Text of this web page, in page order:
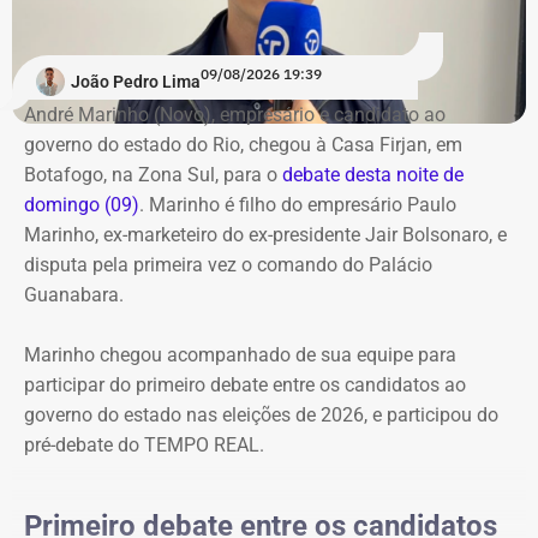
Participam do debate André Marinho (Novo), Anthony
Garotinho (Republicanos), Douglas Ruas (PL) e Willian
Siri (PSOL). O candidato Eduardo Paes (PSD) informou
na noite anterior que não iria comparecer.
Acompanhe a cobertura especial do TEMPO REAL pelo
Instagram do portal, com transmissão e atualizações nos
Stories, e ao vivo pelo YouTube.
para iniciar as perguntas e, pelas regras, será
obrigatoriamente o último a responder. Os candidatos
também terão uma nova rodada de confrontos com
temas livres, seguindo o mesmo controle de tempo por
cronômetro.
O debate marca a estreia do TEMPO REAL na cobertura
de uma eleição estadual. O portal já havia acompanhado
as eleições municipais de 2024 em todo o estado do Rio
e, agora, amplia a cobertura para a disputa pelo governo
Acompanhe a transmissão e a cobertura em tempo real
do primeiro debate entre os candidatos ao governo do
Rio.
João Pedro Lima09/08/2026 19:39
André Marinho (Novo), empresário e candidato ao
governo do estado do Rio, chegou à Casa Firjan, em
Botafogo, na Zona Sul, para o debate desta noite de
domingo (09). Marinho é filho do empresário Paulo
Marinho, ex-marketeiro do ex-presidente Jair Bolsonaro, e
disputa pela primeira vez o comando do Palácio
Guanabara.
Marinho chegou acompanhado de sua equipe para
participar do primeiro debate entre os candidatos ao
governo do estado nas eleições de 2026, e participou do
pré-debate do TEMPO REAL.
Primeiro debate entre os candidatos